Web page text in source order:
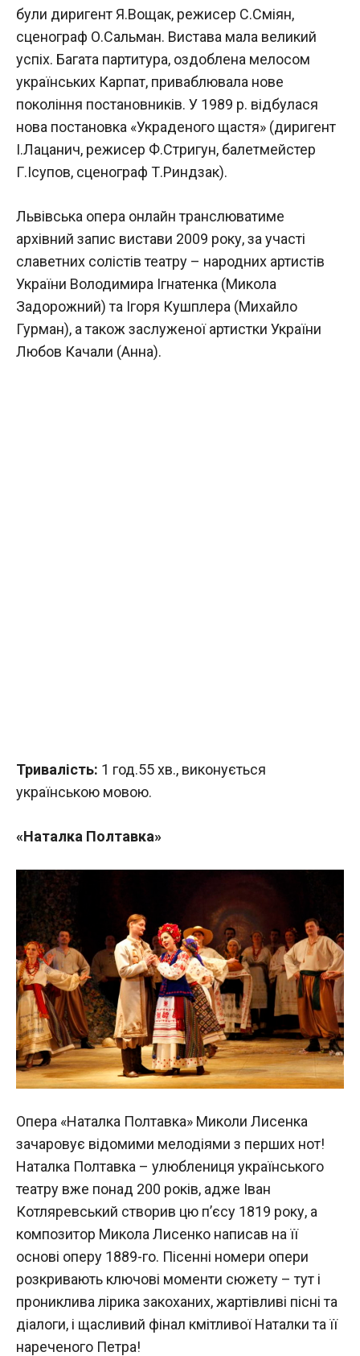
були диригент Я.Вощак, режисер С.Сміян,
сценограф О.Сальман. Вистава мала великий
успіх. Багата партитура, оздоблена мелосом
українських Карпат, приваблювала нове
покоління постановників. У 1989 р. відбулася
нова постановка «Украденого щастя» (диригент
І.Лацанич, режисер Ф.Стригун, балетмейстер
Г.Ісупов, сценограф Т.Риндзак).
Львівська опера онлайн транслюватиме
архівний запис вистави 2009 року, за участі
славетних солістів театру – народних артистів
України Володимира Ігнатенка (Микола
Задорожний) та Ігоря Кушплера (Михайло
Гурман), а також заслуженої артистки України
Любов Качали (Анна).
Тривалість: 1 год.55 хв., виконується
українською мовою.
«Наталка Полтавка»
Опера «Наталка Полтавка» Миколи Лисенка
зачаровує відомими мелодіями з перших нот!
Наталка Полтавка – улюблениця українського
театру вже понад 200 років, адже Іван
Котляревський створив цю п’єсу 1819 року, а
композитор Микола Лисенко написав на її
основі оперу 1889-го. Пісенні номери опери
розкривають ключові моменти сюжету – тут і
прониклива лірика закоханих, жартівливі пісні та
діалоги, і щасливий фінал кмітливої Наталки та її
нареченого Петра!